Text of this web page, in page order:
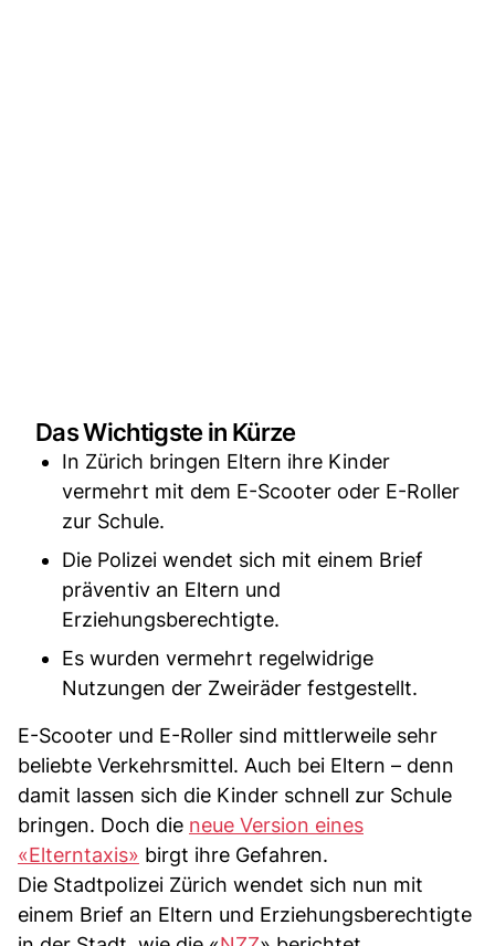
Das Wichtigste in Kürze
In Zürich bringen Eltern ihre Kinder
vermehrt mit dem E-Scooter oder E-Roller
zur Schule.
Die Polizei wendet sich mit einem Brief
präventiv an Eltern und
Erziehungsberechtigte.
Es wurden vermehrt regelwidrige
Nutzungen der Zweiräder festgestellt.
E-Scooter und E-Roller sind mittlerweile sehr
beliebte Verkehrsmittel. Auch bei Eltern – denn
damit lassen sich die Kinder schnell zur Schule
bringen. Doch die neue Version eines
«Elterntaxis» birgt ihre Gefahren.
Die Stadtpolizei Zürich wendet sich nun mit
einem Brief an Eltern und Erziehungsberechtigte